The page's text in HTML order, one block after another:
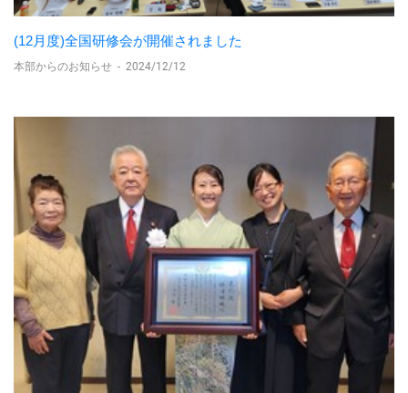
(12月度)全国研修会が開催されました
本部からのお知らせ - 2024/12/12